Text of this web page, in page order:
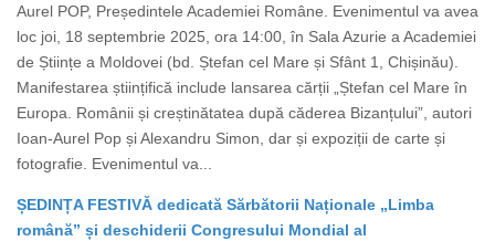
Aurel POP, Președintele Academiei Române. Evenimentul va avea
loc joi, 18 septembrie 2025, ora 14:00, în Sala Azurie a Academiei
de Științe a Moldovei (bd. Ștefan cel Mare și Sfânt 1, Chișinău).
Manifestarea științifică include lansarea cărții „Ștefan cel Mare în
Europa. Românii și creștinătatea după căderea Bizanțului”, autori
Ioan-Aurel Pop și Alexandru Simon, dar și expoziții de carte și
fotografie. Evenimentul va...
ȘEDINȚA FESTIVĂ dedicată Sărbătorii Naționale „Limba
română” și deschiderii Congresului Mondial al